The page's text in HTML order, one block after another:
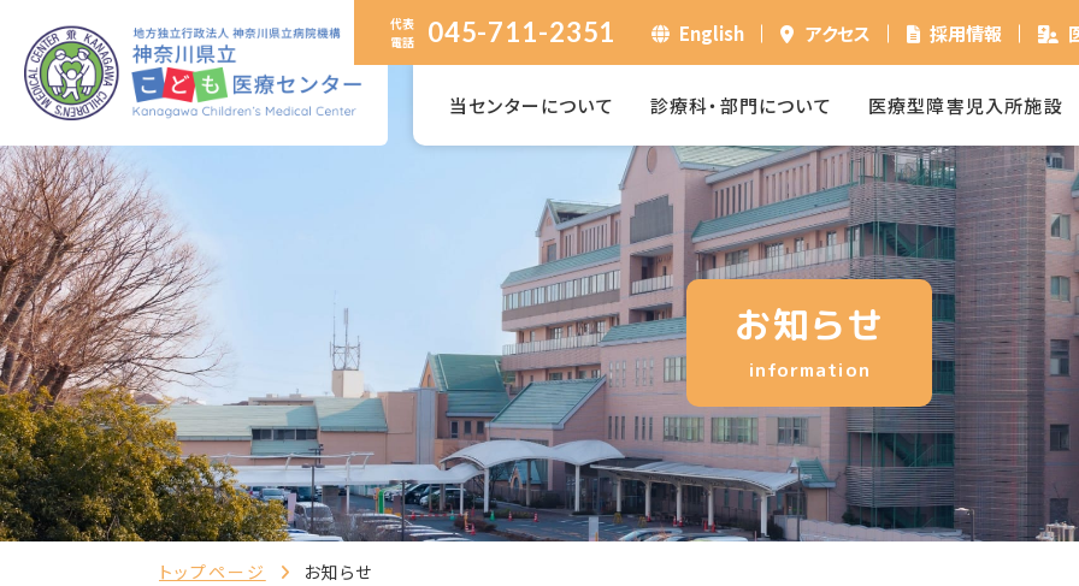
代表
電話
045-711-2351 English アクセス 採用情報
当センターについて 診療科・部門について 医療型障害児入所施設
お知らせ
information
トップページ お知らせ